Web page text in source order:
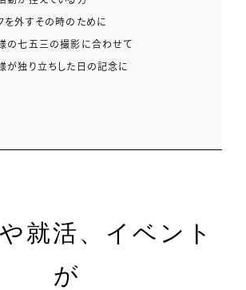
を外すその時のために
の七五三の撮影に合わせて
が独り立ちした日の記念に
就活、イベント
が